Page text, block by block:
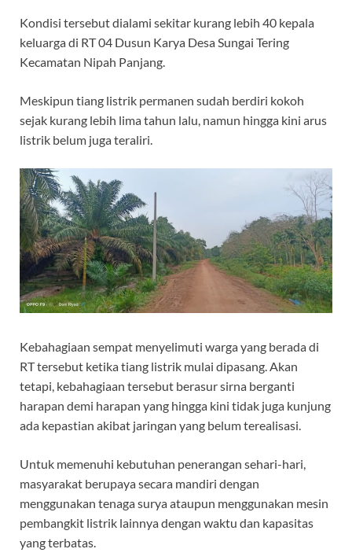
Kondisi tersebut dialami sekitar kurang lebih 40 kepala
keluarga di RT 04 Dusun Karya Desa Sungai Tering
Kecamatan Nipah Panjang.
Meskipun tiang listrik permanen sudah berdiri kokoh
sejak kurang lebih lima tahun lalu, namun hingga kini arus
listrik belum juga teraliri.
Kebahagiaan sempat menyelimuti warga yang berada di
RT tersebut ketika tiang listrik mulai dipasang. Akan
tetapi, kebahagiaan tersebut berasur sirna berganti
harapan demi harapan yang hingga kini tidak juga kunjung
ada kepastian akibat jaringan yang belum terealisasi.
Untuk memenuhi kebutuhan penerangan sehari-hari,
masyarakat berupaya secara mandiri dengan
menggunakan tenaga surya ataupun menggunakan mesin
pembangkit listrik lainnya dengan waktu dan kapasitas
yang terbatas.